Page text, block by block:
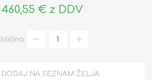
460,55 € z DDV
DODAJ NA SEZNAM ŽELJA